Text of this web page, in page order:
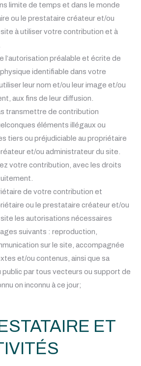
limite de temps et dans le monde
ou le prestataire créateur et/ou
à utiliser votre contribution et à
l’autorisation préalable et écrite de
identifiable dans votre
leur nom et/ou leur image et/ou
aux fins de leur diffusion.
transmettre de contribution
éléments illégaux ou
tiers ou préjudiciable au propriétaire
et/ou administrateur du site.
votre contribution, avec les droits
de votre contribution et
ou le prestataire créateur et/ou
les autorisations nécessaires
suivants : reproduction,
sur le site, accompagnée
et/ou contenus, ainsi que sa
public par tous vecteurs ou support de
on inconnu à ce jour;
ET